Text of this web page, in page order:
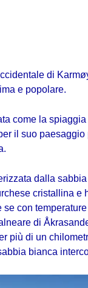
di
e popolare.
come la
il suo paesaggio
dalla
cristallina e
se con
di
più di un
bianca